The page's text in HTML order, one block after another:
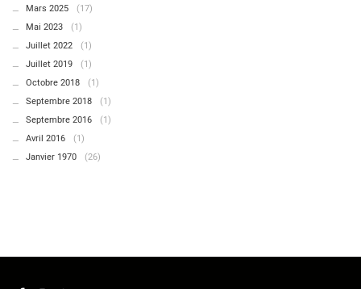
Mars 2025
(17)
Mai 2023
(1)
Juillet 2022
(1)
Juillet 2019
(1)
Octobre 2018
(1)
Septembre 2018
(1)
Septembre 2016
(1)
Avril 2016
(1)
Janvier 1970
(26)